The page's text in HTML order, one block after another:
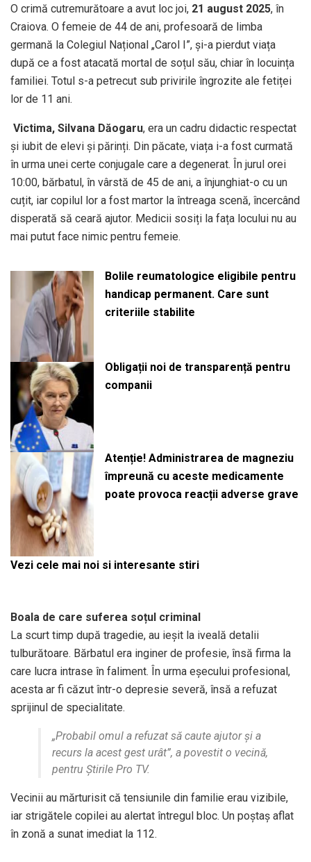
O crimă cutremurătoare a avut loc joi, 21 august 2025, în
Craiova. O femeie de 44 de ani, profesoară de limba
germană la Colegiul Național „Carol I”, și-a pierdut viața
după ce a fost atacată mortal de soțul său, chiar în locuința
familiei. Totul s-a petrecut sub privirile îngrozite ale fetiței
lor de 11 ani.
Victima, Silvana Dăogaru, era un cadru didactic respectat
și iubit de elevi și părinți. Din păcate, viața i-a fost curmată
în urma unei certe conjugale care a degenerat. În jurul orei
10:00, bărbatul, în vârstă de 45 de ani, a înjunghiat-o cu un
cuțit, iar copilul lor a fost martor la întreaga scenă, încercând
disperată să ceară ajutor. Medicii sosiți la fața locului nu au
mai putut face nimic pentru femeie.
Bolile reumatologice eligibile pentru
handicap permanent. Care sunt
criteriile stabilite
Obligații noi de transparență pentru
companii
Atenție! Administrarea de magneziu
împreună cu aceste medicamente
poate provoca reacții adverse grave
Vezi cele mai noi si interesante stiri
Boala de care suferea soțul criminal
La scurt timp după tragedie, au ieșit la iveală detalii
tulburătoare. Bărbatul era inginer de profesie, însă firma la
care lucra intrase în faliment. În urma eșecului profesional,
acesta ar fi căzut într-o depresie severă, însă a refuzat
sprijinul de specialitate.
„Probabil omul a refuzat să caute ajutor și a
recurs la acest gest urât”, a povestit o vecină,
pentru Știrile Pro TV.
Vecinii au mărturisit că tensiunile din familie erau vizibile,
iar strigătele copilei au alertat întregul bloc. Un poștaș aflat
în zonă a sunat imediat la 112.